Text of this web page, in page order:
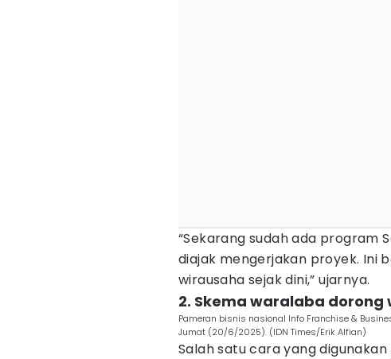
“Sekarang sudah ada program
diajak mengerjakan proyek. Ini
wirausaha sejak dini,” ujarnya.
2. Skema waralaba
Pameran bisnis nasional Info Franchise &
Jumat (20/6/2025). (IDN Times/Erik Alfian)
Salah satu cara yang